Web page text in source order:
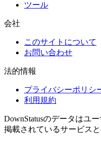
ツール
会社
このサイトについて
お問い合わせ
法的情報
プライバシーポリシ
利用規約
DownStatusのデータはユ
掲載されているサービス